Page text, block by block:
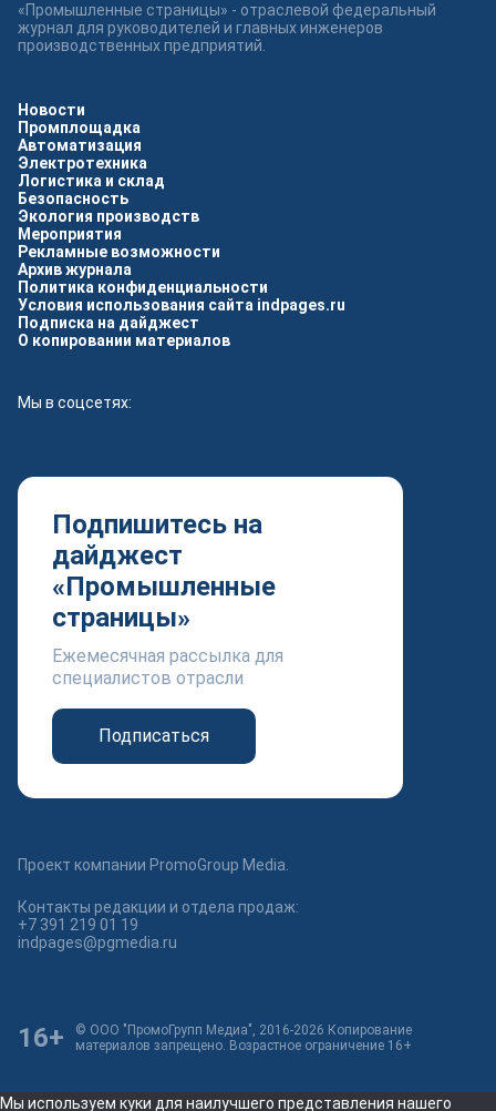
Новости
Промплощадка
Автоматизация
Электротехника
Логистика и склад
Безопасность
Экология производств
Мероприятия
Рекламные возможности
Архив журнала
Политика конфиденциальности
Условия использования сайта indpages.ru
Подписка на дайджест
О копировании материалов
Мы в соцсетях:
Подпишитесь на
дайджест
«Промышленные
страницы»
Ежемесячная рассылка для
специалистов отрасли
Подписаться
«Промышленные страницы» - отраслевой федеральный
журнал для руководителей и главных инженеров
производственных предприятий.
Проект компании PromoGroup Media.
Контакты редакции и отдела продаж:
+7 391 219 01 19
indpages@pgmedia.ru
© ООО "ПромоГрупп Медиа", 2016-2026 Копирование
материалов запрещено. Возрастное ограничение 16+
16+
Мы используем куки для наилучшего представления нашего